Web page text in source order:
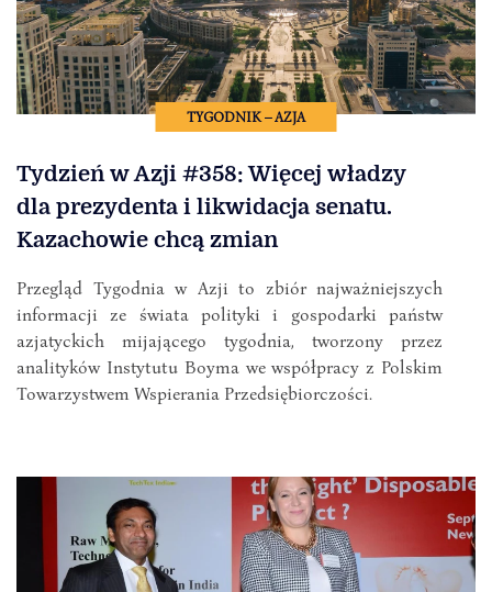
TYGODNIK – AZJA
Tydzień w Azji #358: Więcej władzy
dla prezydenta i likwidacja senatu.
Kazachowie chcą zmian
Przegląd Tygodnia w Azji to zbiór najważniejszych
informacji ze świata polityki i gospodarki państw
azjatyckich mijającego tygodnia, tworzony przez
analityków Instytutu Boyma we współpracy z Polskim
Towarzystwem Wspierania Przedsiębiorczości.